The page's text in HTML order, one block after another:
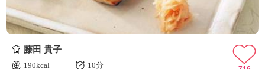
藤田 貴子
190kcal 10分